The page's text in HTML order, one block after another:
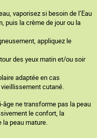
vaporisez si besoin de l’Eau
puis la crème de jour ou la
appliquez le
des yeux matin et/ou soir
adaptée en cas
cutané.
ne transforme pas la peau
le confort, la
la peau mature.